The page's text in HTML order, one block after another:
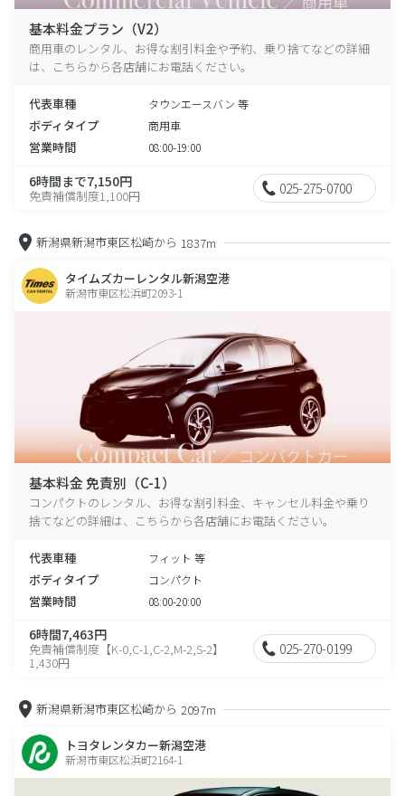
基本料金プラン（V2）
商用車のレンタル、お得な割引料金や予約、乗り捨てなどの詳細
は、こちらから各店舗にお電話ください。
代表車種 タウンエースバン 等
ボディタイプ 商用車
営業時間 08:00-19:00
6時間まで7,150円
免責補償制度1,100円 025-275-0700
新潟県新潟市東区松崎から 1837m
タイムズカーレンタル新潟空港
新潟市東区松浜町2093-1
基本料金 免責別（C-1）
コンパクトのレンタル、お得な割引料金、キャンセル料金や乗り
捨てなどの詳細は、こちらから各店舗にお電話ください。
代表車種 フィット 等
ボディタイプ コンパクト
営業時間 08:00-20:00
6時間7,463円
免責補償制度【K-0,C-1,C-2,M-2,S-2】
1,430円
025-270-0199
新潟県新潟市東区松崎から 2097m
トヨタレンタカー新潟空港
新潟市東区松浜町2164-1